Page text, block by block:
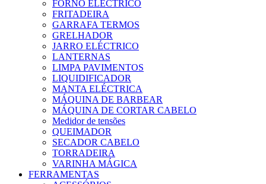
FORNO ELECTRICO
FRITADEIRA
GARRAFA TERMOS
GRELHADOR
JARRO ELÉCTRICO
LANTERNAS
LIMPA PAVIMENTOS
LIQUIDIFICADOR
MANTA ELÉCTRICA
MÁQUINA DE BARBEAR
MÁQUINA DE CORTAR CABELO
Medidor de tensões
QUEIMADOR
SECADOR CABELO
TORRADEIRA
VARINHA MÁGICA
FERRAMENTAS